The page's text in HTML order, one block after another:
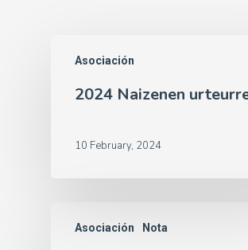
Asociación
2024 Naizenen
10 February, 2024
Asociación Nota